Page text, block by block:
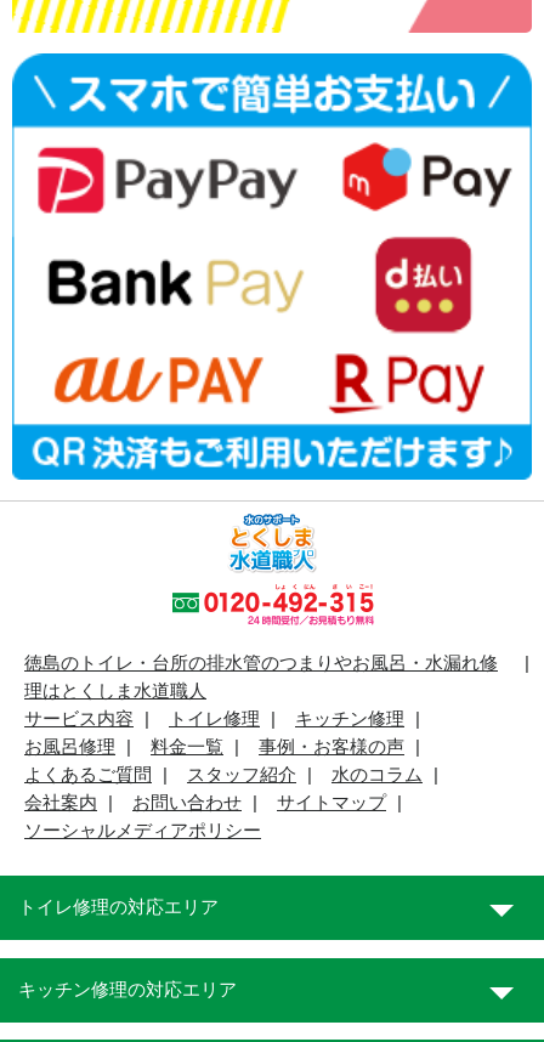
徳島のトイレ・台所の排水管のつまりやお風呂・水漏れ修
理はとくしま水道職人
サービス内容
トイレ修理
キッチン修理
お風呂修理
料金一覧
事例・お客様の声
よくあるご質問
スタッフ紹介
水のコラム
会社案内
お問い合わせ
サイトマップ
ソーシャルメディアポリシー
トイレ修理の対応エリア
キッチン修理の対応エリア